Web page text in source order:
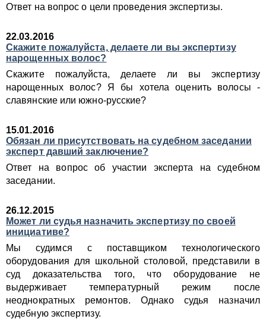
Ответ на вопрос о цели проведения экспертизы.
22.03.2016
Скажите пожалуйста, делаете ли вы экспертизу
нарощенных волос?
Скажите пожалуйста, делаете ли вы экспертизу
нарощенных волос? Я бы хотела оценить волосы -
славянские или южно-русские?
15.01.2016
Обязан ли присутствовать на судебном заседании
эксперт давший заключение?
Ответ на вопрос об участии эксперта на судебном
заседании.
26.12.2015
Может ли судья назначить экспертизу по своей
инициативе?
Мы судимся с поставщиком технологического
оборудования для школьной столовой, представили в
суд доказательства того, что оборудование не
выдерживает температурный режим после
неоднократных ремонтов. Однако судья назначил
судебную экспертизу.